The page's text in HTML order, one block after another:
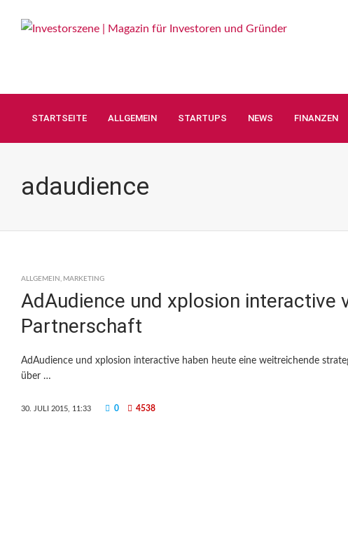
STARTSEITE ALLGEMEIN STARTUPS NEWS FINANZEN
adaudience
ALLGEMEIN , MARKETING
AdAudience und xplosion interactive
Partnerschaft
AdAudience und xplosion interactive haben heute eine weitreichende
über …
30. JULI 2015, 11:33 0 4538